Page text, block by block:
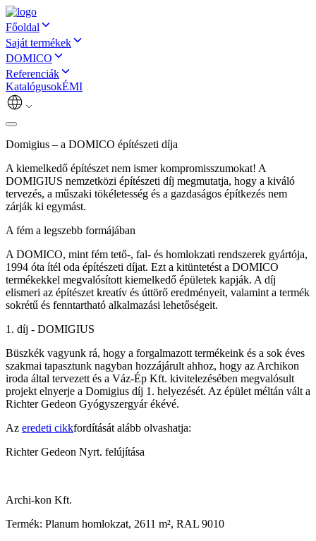
Főoldal
Saját termékek
DOMICO
Referenciák
KatalógusokÉMI
Domigius – a DOMICO építészeti díja
A kiemelkedő építészet nem ismer kompromisszumokat! A
DOMIGIUS nemzetközi építészeti díj megmutatja, hogy a kiváló
tervezés, a műszaki tökéletesség és a gazdaságos építkezés nem
zárják ki egymást.
A fém a legszebb formájában
A DOMICO, mint fém tető-, fal- és homlokzati rendszerek gyártója,
1994 óta ítél oda építészeti díjat. Ezt a kitüntetést a DOMICO
termékekkel megvalósított kiemelkedő épületek kapják. A díj
elismeri az építészet kreatív és úttörő eredményeit, valamint a termék
sokrétű és fenntartható alkalmazási lehetőségeit.
1. díj - DOMIGIUS
Büszkék vagyunk rá, hogy a forgalmazott termékeink és a sok éves
szakmai tapasztunk nagyban hozzájárult ahhoz, hogy az Archikon
iroda által tervezett és a Váz-Ép Kft. kivitelezésében megvalósult
projekt elnyerje a Domigius díj 1. helyezését. Az épület méltán vált a
Richter Gedeon Gyógyszergyár ékévé.
Az eredeti cikkfordítását alább olvashatja:
Richter Gedeon Nyrt. felújítása
Archi-kon Kft.
Termék: Planum homlokzat, 2611 m², RAL 9010